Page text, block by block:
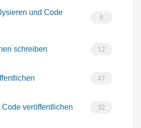
und Code
8
schreiben 12
47
Code veröffentlichen 32